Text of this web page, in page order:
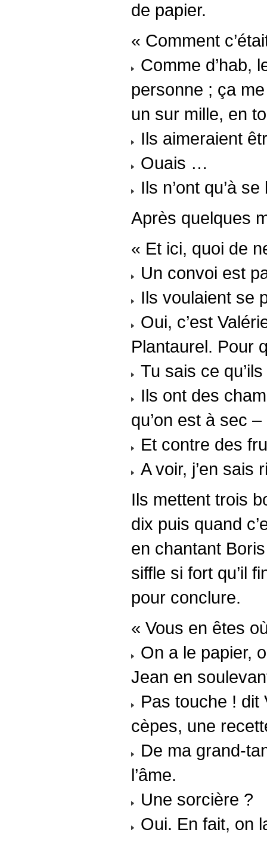
de papier.
« Comment
Comme d’hab,
personne ; ça
un sur mille, en
Ils aimeraient
Ouais …
Ils n’ont qu’à
Après quelques
« Et ici, quoi de
Un convoi est
Ils voulaient se
Oui, c’est
Plantaurel. Pour
Tu sais ce
Ils ont des
qu’on est à sec
Et contre des
A voir, j’en sais
Ils mettent trois
dix puis quand
en chantant
siffle si fort qu’il
pour conclure.
« Vous en êtes
On a le papier,
Jean en
Pas touche ! dit
cèpes, une
De ma grand-
l’âme.
Une sorcière ?
Oui. En fait, on